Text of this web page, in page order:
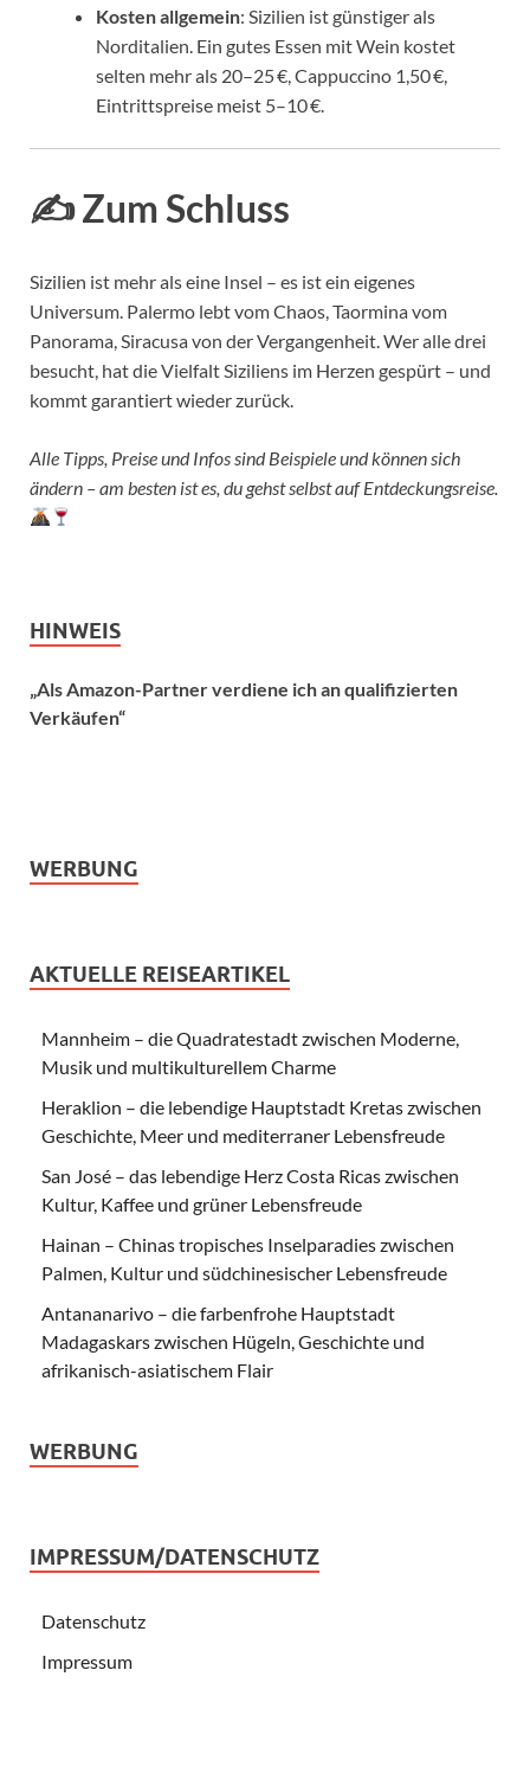
Kosten allgemein: Sizilien ist günstiger als
Norditalien. Ein gutes Essen mit Wein kostet
selten mehr als 20–25 €, Cappuccino 1,50 €,
Eintrittspreise meist 5–10 €.
✍️ Zum Schluss
Sizilien ist mehr als eine Insel – es ist ein eigenes
Universum. Palermo lebt vom Chaos, Taormina vom
Panorama, Siracusa von der Vergangenheit. Wer alle drei
besucht, hat die Vielfalt Siziliens im Herzen gespürt – und
kommt garantiert wieder zurück.
Alle Tipps, Preise und Infos sind Beispiele und können sich
ändern – am besten ist es, du gehst selbst auf Entdeckungsreise.
HINWEIS
„Als Amazon-Partner verdiene ich an qualifizierten
Verkäufen“
WERBUNG
AKTUELLE REISEARTIKEL
Mannheim – die Quadratestadt zwischen Moderne,
Musik und multikulturellem Charme
Heraklion – die lebendige Hauptstadt Kretas zwischen
Geschichte, Meer und mediterraner Lebensfreude
San José – das lebendige Herz Costa Ricas zwischen
Kultur, Kaffee und grüner Lebensfreude
Hainan – Chinas tropisches Inselparadies zwischen
Palmen, Kultur und südchinesischer Lebensfreude
Antananarivo – die farbenfrohe Hauptstadt
Madagaskars zwischen Hügeln, Geschichte und
afrikanisch-asiatischem Flair
WERBUNG
IMPRESSUM/DATENSCHUTZ
Datenschutz
Impressum